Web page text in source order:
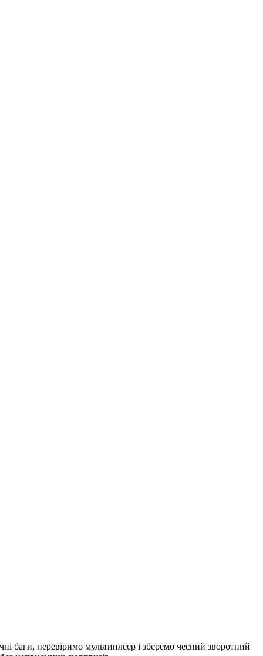
баги, перевіримо мультиплеєр і зберемо чесний зворотний